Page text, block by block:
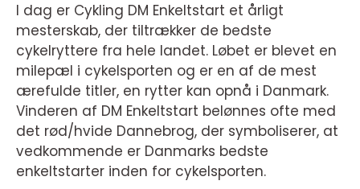
I dag er Cykling DM Enkeltstart et årligt
mesterskab, der tiltrækker de bedste
cykelryttere fra hele landet. Løbet er blevet en
milepæl i cykelsporten og er en af de mest
ærefulde titler, en rytter kan opnå i Danmark.
Vinderen af DM Enkeltstart belønnes ofte med
det rød/hvide Dannebrog, der symboliserer, at
vedkommende er Danmarks bedste
enkeltstarter inden for cykelsporten.